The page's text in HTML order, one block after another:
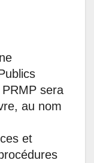
sera
au nom
et